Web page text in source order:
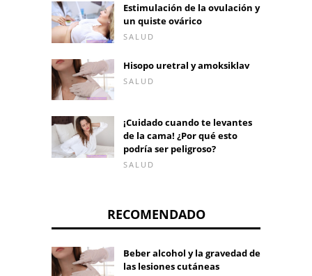
Estimulación de la ovulación y
un quiste ovárico
SALUD
Hisopo uretral y amoksiklav
SALUD
¡Cuidado cuando te levantes
de la cama! ¿Por qué esto
podría ser peligroso?
SALUD
RECOMENDADO
Beber alcohol y la gravedad de
las lesiones cutáneas